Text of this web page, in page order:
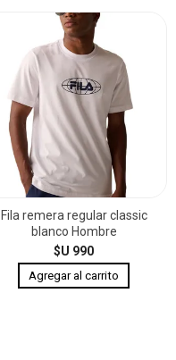
Fila remera regular classic
blanco Hombre
$U 990